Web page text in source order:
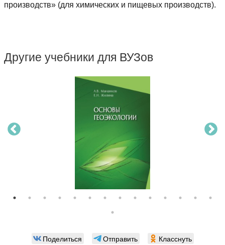
производств» (для химических и пищевых производств).
Другие учебники для ВУЗов
Поделиться Отправить
Класснуть